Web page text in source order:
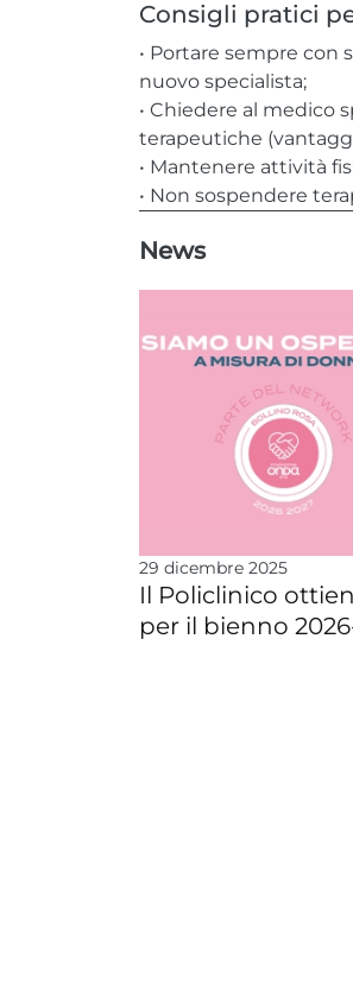
Consigli pratici
• Portare sempre con
nuovo specialista;
• Chiedere al medico
terapeutiche
• Mantenere attività
• Non sospendere
News
29 dicembre 2025
Il Policlinico
per il bienno